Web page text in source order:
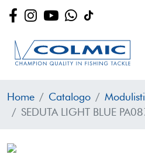
Home Catalogo
SEDUTA LIGHT BLUE